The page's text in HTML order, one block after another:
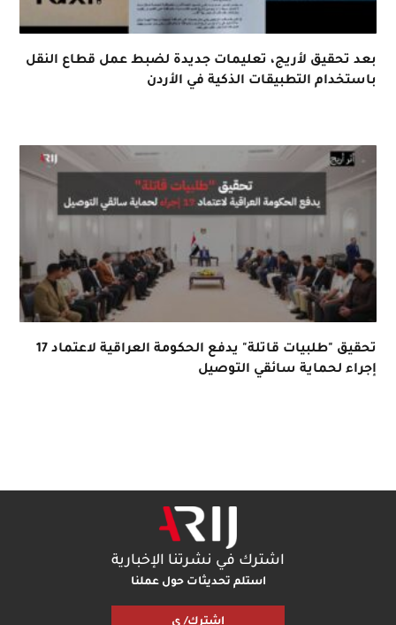
بعد تحقيق لأريج، تعليمات جديدة لضبط عمل قطاع النقل
باستخدام التطبيقات الذكية في الأردن
تحقيق "طلبيات قاتلة" يدفع الحكومة العراقية لاعتماد 17
إجراء لحماية سائقي التوصيل
اشترك في نشرتنا الإخبارية
استلم تحديثات حول عملنا
اشترك/ ي